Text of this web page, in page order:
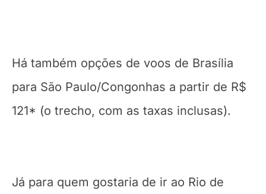
Há também opções de voos de Brasília
para São Paulo/Congonhas a partir de R$
121* (o trecho, com as taxas inclusas).
Já para quem gostaria de ir ao Rio de